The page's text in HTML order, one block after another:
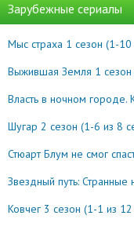
Зарубежные сериалы
Мыс страха 1 сезон (1-10
Выжившая Земля 1 сезон
Власть в ночном городе. Книга 3:
Шугар 2 сезон (1-6 из 8
Стюарт Блум не смог спасти
Звездный путь: Странные
Ковчег 3 сезон (1-1 из